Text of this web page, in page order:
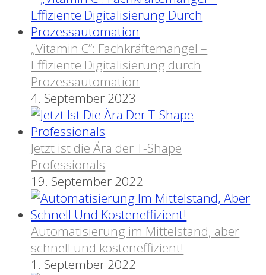
„Vitamin C”: Fachkräftemangel –
Effiziente Digitalisierung durch
Prozessautomation
4. September 2023
Jetzt ist die Ära der T-Shape
Professionals
19. September 2022
Automatisierung im Mittelstand, aber
schnell und kosteneffizient!
1. September 2022